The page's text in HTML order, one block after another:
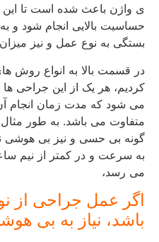
ی واژن باعث شده است تا این
حساسیت بالایی انجام شود و
بستگی به نوع عمل و نیز میزان
در قسمت بالا به انواع روش
کردیم، هر یک از این جراحی ها
می شود که مدت زمان انجام آن
متفاوت می باشد. به طور مثال
گونه بی حسی و نیز بی هوشی
به سرعت و در کمتر از نیم
می رسد،
اگر عمل جراحی از نوع
باشد، نیاز به بی